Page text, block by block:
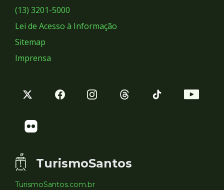
Sociais
(13) 3201-5000
Lei de Acesso à Informação
Sitemap
Imprensa
TurismoSantos
TurismoSantos.com.br